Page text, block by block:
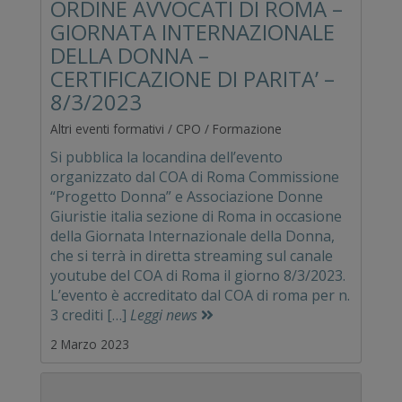
ORDINE AVVOCATI DI ROMA –
GIORNATA INTERNAZIONALE
DELLA DONNA –
CERTIFICAZIONE DI PARITA’ –
8/3/2023
Altri eventi formativi / CPO / Formazione
Si pubblica la locandina dell’evento
organizzato dal COA di Roma Commissione
“Progetto Donna” e Associazione Donne
Giuristie italia sezione di Roma in occasione
della Giornata Internazionale della Donna,
che si terrà in diretta streaming sul canale
youtube del COA di Roma il giorno 8/3/2023.
L’evento è accreditato dal COA di roma per n.
3 crediti […] Leggi news
2 Marzo 2023